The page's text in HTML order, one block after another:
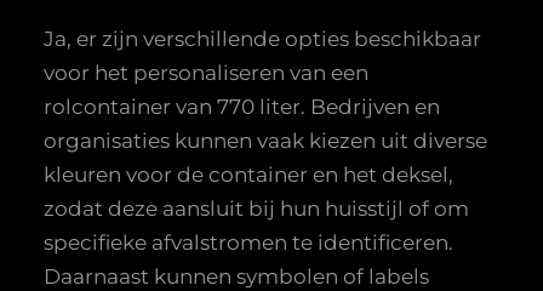
Ja, er zijn verschillende opties beschikbaar
voor het personaliseren van een
rolcontainer van 770 liter. Bedrijven en
organisaties kunnen vaak kiezen uit diverse
kleuren voor de container en het deksel,
zodat deze aansluit bij hun huisstijl of om
specifieke afvalstromen te identificeren.
Daarnaast kunnen symbolen of labels